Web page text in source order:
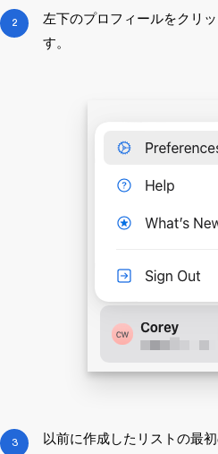
左下のプロフィールをクリ
す。
以前に作成したリストの最